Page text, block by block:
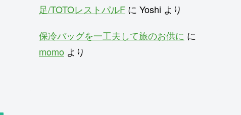
足/TOTOレストパルF に Yoshi より
保冷バッグを一工夫して旅のお供に に
momo より